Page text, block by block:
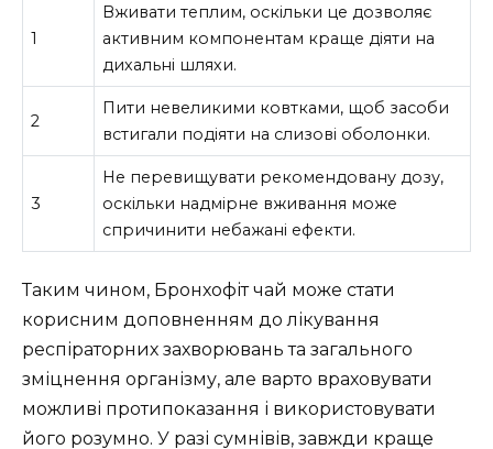
1
Вживати теплим, оскільки це дозволяє
активним компонентам краще діяти на
дихальні шляхи.
2
Пити невеликими ковтками, щоб засоби
встигали подіяти на слизові оболонки.
3
Не перевищувати рекомендовану дозу,
оскільки надмірне вживання може
спричинити небажані ефекти.
Таким чином, Бронхофіт чай може стати
корисним доповненням до лікування
респіраторних захворювань та загального
зміцнення організму, але варто враховувати
можливі протипоказання і використовувати
його розумно. У разі сумнівів, завжди краще